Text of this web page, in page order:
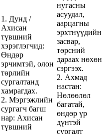
1. Дунд /
Ахисан
түвшний
хэрэглэгчид:
Өндөр
эрчимтэй, олон
төрлийн
сургалтанд
хамрагдах.
2. Мэргэжлийн
сургагч багш
нар: Ахисан
түвшний
нугасны
асуудал,
аарцагны
эрхтнүүдийн
засвар,
төрсний
дараах нөхөн
сэргээх.
2. Ахмад
настан:
Нөлөөлөл
багатай,
өндөр үр
дүнтэй
сургалт